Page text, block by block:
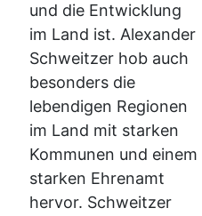
und die Entwicklung
im Land ist. Alexander
Schweitzer hob auch
besonders die
lebendigen Regionen
im Land mit starken
Kommunen und einem
starken Ehrenamt
hervor. Schweitzer